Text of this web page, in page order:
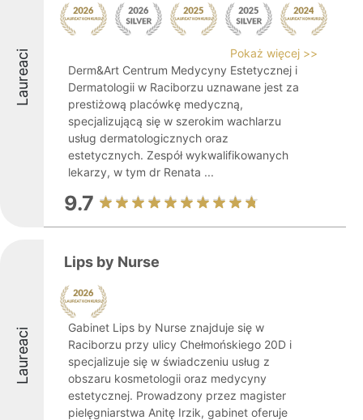
Laureaci
Pokaż więcej >>
Derm&Art Centrum Medycyny Estetycznej i
Dermatologii w Raciborzu uznawane jest za
prestiżową placówkę medyczną,
specjalizującą się w szerokim wachlarzu
usług dermatologicznych oraz
estetycznych. Zespół wykwalifikowanych
lekarzy, w tym dr Renata ...
9.7
Laureaci
Lips by Nurse
Gabinet Lips by Nurse znajduje się w
Raciborzu przy ulicy Chełmońskiego 20D i
specjalizuje się w świadczeniu usług z
obszaru kosmetologii oraz medycyny
estetycznej. Prowadzony przez magister
pielęgniarstwa Anitę Irzik, gabinet oferuje